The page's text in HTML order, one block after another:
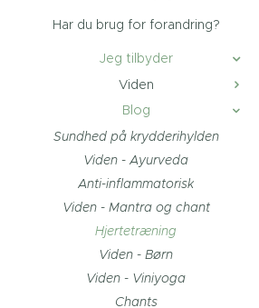
Har du brug for forandring?
Jeg tilbyder
Viden
Blog
Sundhed på krydderihylden
Viden - Ayurveda
Anti-inflammatorisk
Viden - Mantra og chant
Hjertetræning
Viden - Børn
Viden - Viniyoga
Chants